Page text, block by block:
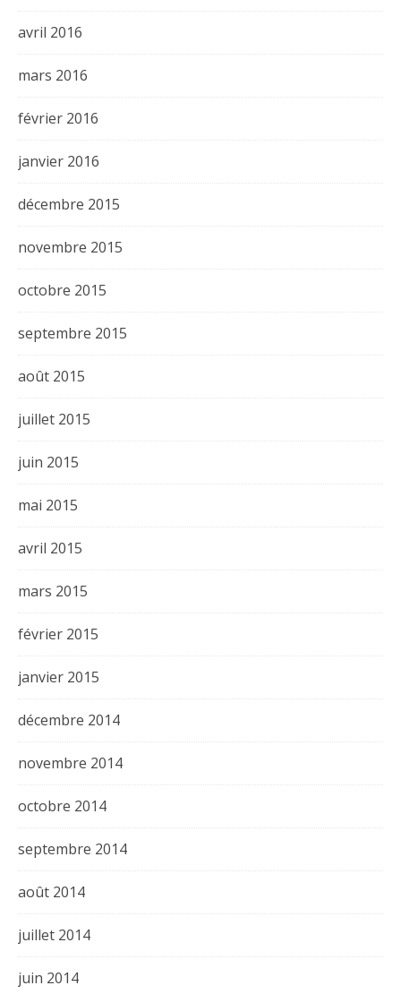
avril 2016
mars 2016
février 2016
janvier 2016
décembre 2015
novembre 2015
octobre 2015
septembre 2015
août 2015
juillet 2015
juin 2015
mai 2015
avril 2015
mars 2015
février 2015
janvier 2015
décembre 2014
novembre 2014
octobre 2014
septembre 2014
août 2014
juillet 2014
juin 2014